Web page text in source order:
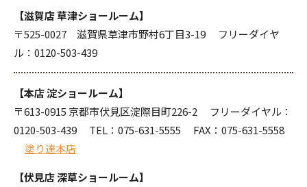
【滋賀店 草津ショールーム】
〒525-0027 滋賀県草津市野村6丁目3-19 フリーダイヤ
ル： 0120-503-439
【本店 淀ショールーム】
〒613-0915 京都市伏見区淀際目町226-2 フリーダイヤル：
0120-503-439 TEL： 075-631-5555 FAX：075-631-5558
塗り達本店
【伏見店 深草ショールーム】